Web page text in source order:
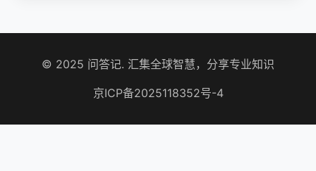
© 2025 问答记. 汇集全球智慧，分享专业知识
京ICP备2025118352号-4